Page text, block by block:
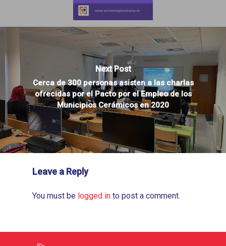
Next Post
Cerca de 300 personas asisten a las charlas
ofrecidas por el Pacto por el Empleo de los
Municipios Cerámicos en 2020
Leave a Reply
You must be logged in to post a comment.